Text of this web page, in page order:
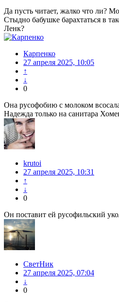
Да пусть читает, жалко что ли?
Стыдно бабушке барахтаться в
Ленк?
Карпенко
27 апреля 2025, 10:05
↑
↓
0
Она русофобию с молоком
Надежда только на санитара
krutoi
27 апреля 2025, 10:31
↑
↓
0
Он поставит ей русофильский
СветНик
27 апреля 2025, 07:04
↓
0